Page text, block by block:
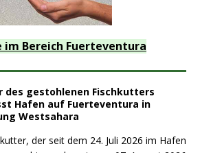
Bereich Fuerteventura
des gestohlenen Fischkutters
Hafen auf Fuerteventura in
Westsahara
der seit dem 24. Juli 2026 im Hafen